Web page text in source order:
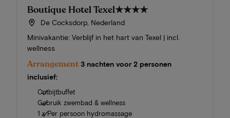
Boutique Hotel Texel★★★★
De Cocksdorp, Nederland
Minivakantie: Verblijf in het hart van Texel | incl.
wellness
Arrangement 3 nachten voor 2 personen
inclusief:
Ontbijtbuffet
Gebruik zwembad & wellness
1 x Per persoon hydromassage